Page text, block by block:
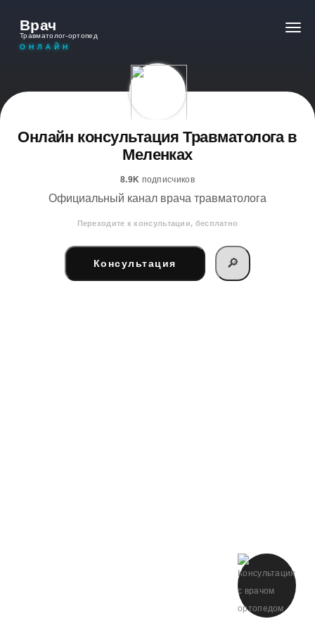
Врач
Травматолог-ортопед
ОНЛАЙН
Онлайн консультация Травматолога в
Меленках
8.9K подписчиков
Официальный канал врача травматолога
Переходите к консультации, бесплатно
Консультация 🔎